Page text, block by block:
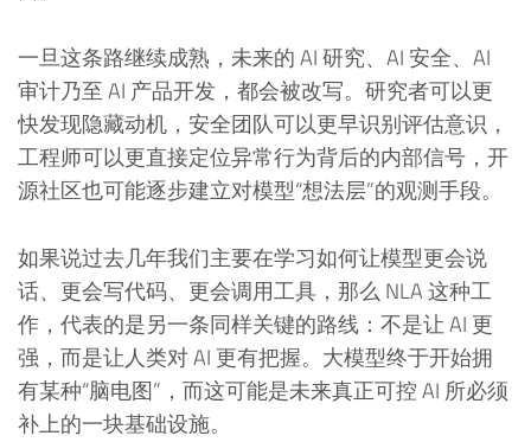
一旦这条路继续成熟，未来的 AI 研究、AI 安全、AI
审计乃至 AI 产品开发，都会被改写。研究者可以更
快发现隐藏动机，安全团队可以更早识别评估意识，
工程师可以更直接定位异常行为背后的内部信号，开
源社区也可能逐步建立对模型“想法层”的观测手段。
如果说过去几年我们主要在学习如何让模型更会说
话、更会写代码、更会调用工具，那么 NLA 这种工
作，代表的是另一条同样关键的路线：不是让 AI 更
强，而是让人类对 AI 更有把握。大模型终于开始拥
有某种“脑电图”，而这可能是未来真正可控 AI 所必须
补上的一块基础设施。